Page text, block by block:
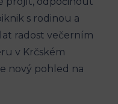
s rodinou a
radost‌ večerním
v‌ Krčském
nový‌ pohled na⁤